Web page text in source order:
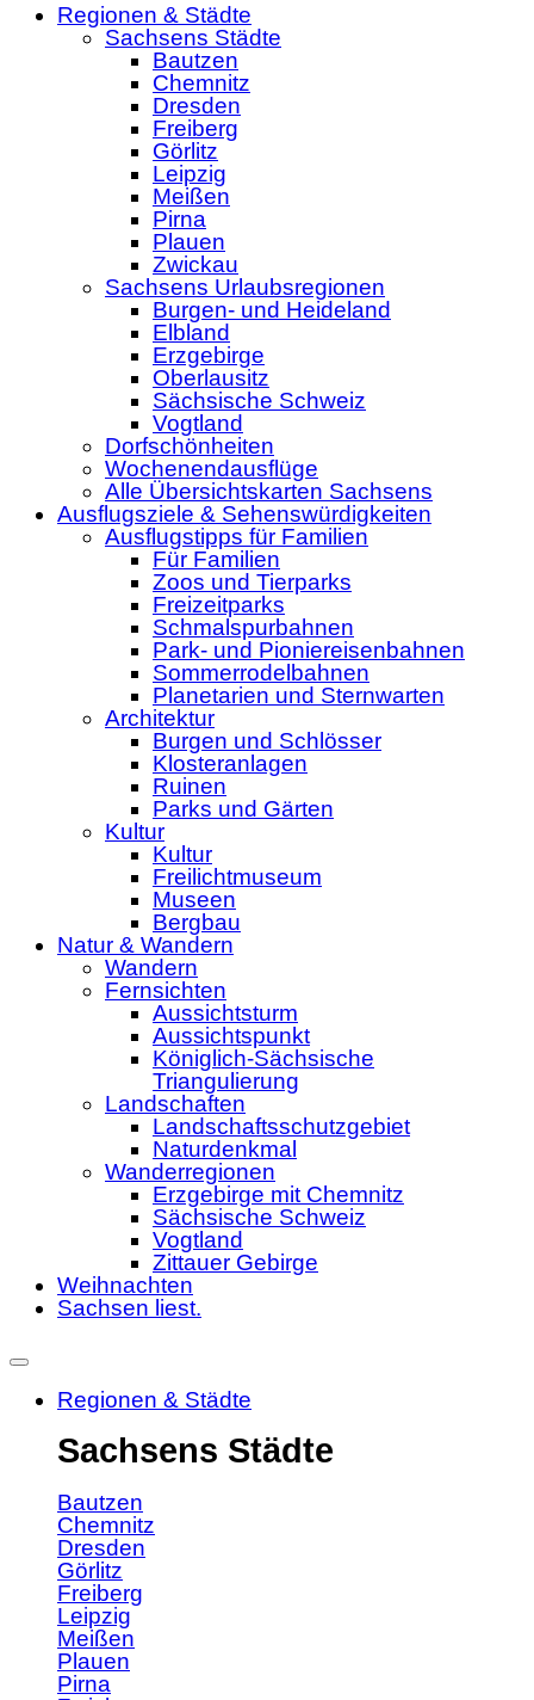
Regionen & Städte
Sachsens Städte
Bautzen
Chemnitz
Dresden
Freiberg
Görlitz
Leipzig
Meißen
Pirna
Plauen
Zwickau
Sachsens Urlaubsregionen
Burgen- und Heideland
Elbland
Erzgebirge
Oberlausitz
Sächsische Schweiz
Vogtland
Dorfschönheiten
Wochenendausflüge
Alle Übersichtskarten Sachsens
Ausflugsziele & Sehenswürdigkeiten
Ausflugstipps für Familien
Für Familien
Zoos und Tierparks
Freizeitparks
Schmalspurbahnen
Park- und Pioniereisenbahnen
Sommerrodelbahnen
Planetarien und Sternwarten
Architektur
Burgen und Schlösser
Klosteranlagen
Ruinen
Parks und Gärten
Kultur
Kultur
Freilichtmuseum
Museen
Bergbau
Natur & Wandern
Wandern
Fernsichten
Aussichtsturm
Aussichtspunkt
Königlich-Sächsische
Triangulierung
Landschaften
Landschaftsschutzgebiet
Naturdenkmal
Wanderregionen
Erzgebirge mit Chemnitz
Sächsische Schweiz
Vogtland
Zittauer Gebirge
Weihnachten
Sachsen liest.
Regionen & Städte
Sachsens Städte
Bautzen
Chemnitz
Dresden
Görlitz
Freiberg
Leipzig
Meißen
Plauen
Pirna